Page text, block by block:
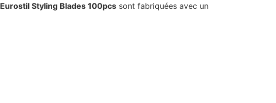
Styling Blades 100pcs sont fabriquées avec un